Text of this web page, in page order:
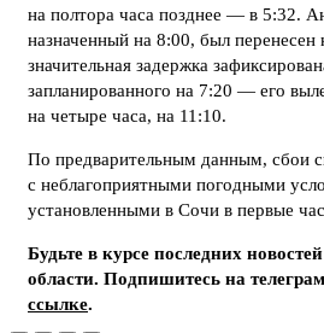
на полтора часа позднее — в 5:32.
назначенный на 8:00, был перенесен
значительная задержка
запланированного на 7:20 — его
на четыре часа, на 11:10.
По предварительным данным, сбои
с неблагоприятными погодными
установленными в Сочи в первые
Будьте в курсе последних
области. Подпишитесь на
ссылке.